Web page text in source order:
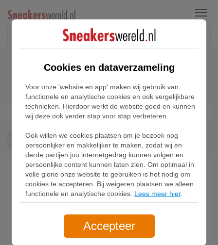
Menu
Nike Rejuven8 Run Sneakers
1
Rejuven8 Run Wis alles
Cookies en dataverzameling
Voor onze 'website en app' maken wij gebruik van
functionele en analytische cookies en ook vergelijkbare
technieken. Hierdoor werkt de website goed en kunnen
wij deze ook verder stap voor stap verbeteren.
Ook willen we cookies plaatsen om je bezoek nog
persoonlijker en makkelijker te maken, zodat wij en
derde partijen jou internetgedrag kunnen volgen en
persoonlijke content kunnen laten zien. Om optimaal in
volle glorie onze website te gebruiken is het nodig om
cookies te accepteren. Bij weigeren plaatsen we alleen
functionele en analytische cookies. Lees meer hier.
Accepteer